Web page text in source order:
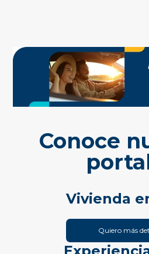
Conoce
Vivienda
Quiero más